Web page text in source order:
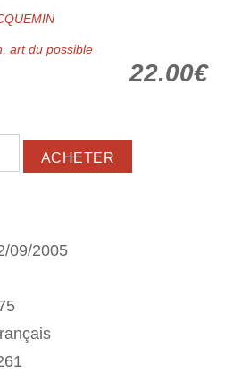
art du possible
22.00€
09/2005